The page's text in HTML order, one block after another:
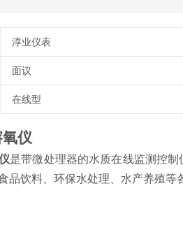
淳业仪表
面议
在线型
仪
是带微处理器的水质在线监测控制
品饮料、环保水处理、水产养殖